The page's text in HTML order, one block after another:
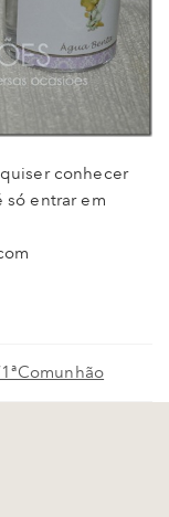
conhecer
só entrar em